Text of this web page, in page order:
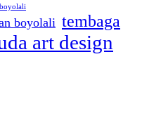
boyolali tembaga
art design